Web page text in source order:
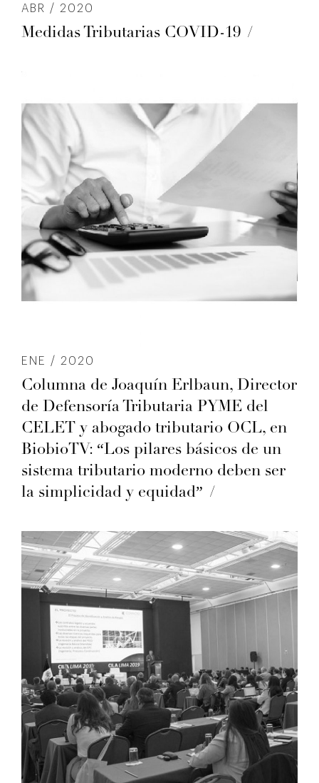
ABR / 2020
Medidas Tributarias COVID-19
ENE / 2020
Columna de Joaquín Erlbaun, Director
de Defensoría Tributaria PYME del
CELET y abogado tributario OCL, en
BiobioTV: “Los pilares básicos de un
sistema tributario moderno deben ser
la simplicidad y equidad”